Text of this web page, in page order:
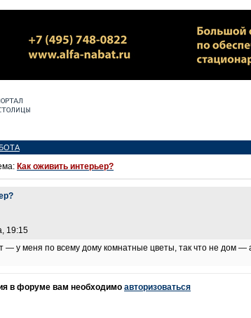
Как оживить интерьер?
19:15
у меня по всему дому комнатные цветы, так что не дом
в форуме вам необходимо авторизоваться